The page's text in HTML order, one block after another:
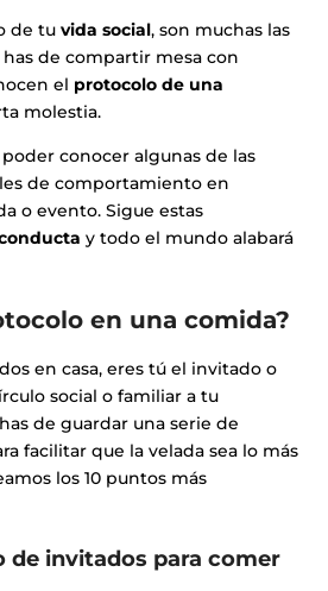
de tuvida social, son muchas las
de compartir mesa con
el protocolo de una
molestia.
conocer algunas de las
de comportamiento en
o evento. Sigue estas
y todo el mundo alabará
en una comida?
en casa, eres tú el invitado o
social o familiar a tu
de guardar una serie de
facilitar que la velada sea lo más
los 10 puntos más
de invitados para comer